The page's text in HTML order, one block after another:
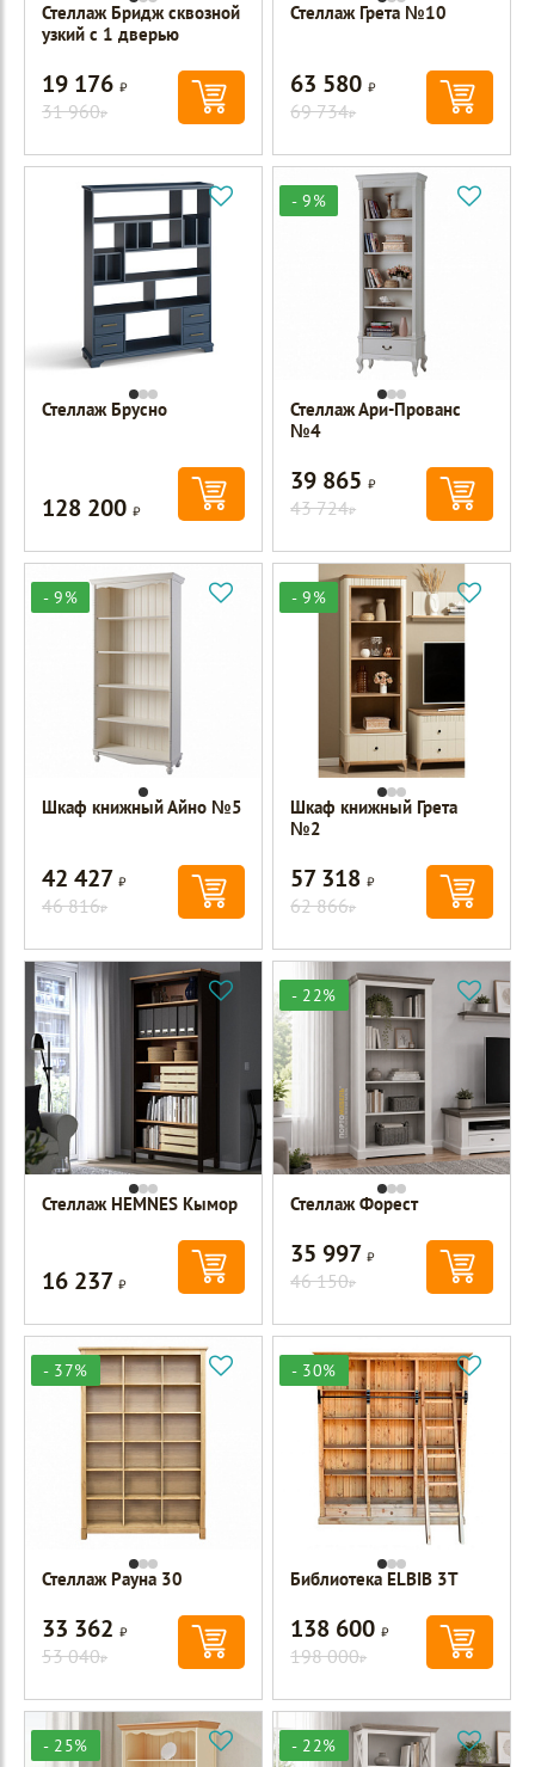
Стеллаж Бридж сквозной
узкий с 1 дверью
19 176Р
31 960Р
Стеллаж Грета №10
63 580Р
69 734Р
Стеллаж Брусно
128 200Р
- 9%
Стеллаж Ари-Прованс
№4
39 865Р
43 724Р
- 9%
Шкаф книжный Айно №5
42 427Р
46 816Р
- 9%
Шкаф книжный Грета
№2
57 318Р
62 866Р
Стеллаж HEMNES Кымор
16 237Р
- 22%
Стеллаж Форест
35 997Р
46 150Р
- 37%
Стеллаж Рауна 30
33 362Р
53 040Р
- 30%
Библиотека ELBIB 3Т
138 600Р
198 000Р
- 25% - 22%